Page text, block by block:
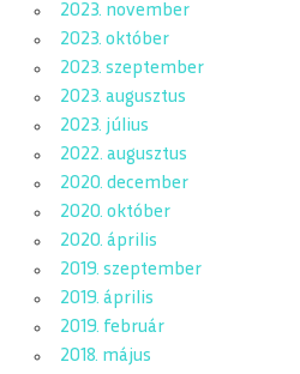
2023. november
2023. október
2023. szeptember
2023. augusztus
2023. július
2022. augusztus
2020. december
2020. október
2020. április
2019. szeptember
2019. április
2019. február
2018. május